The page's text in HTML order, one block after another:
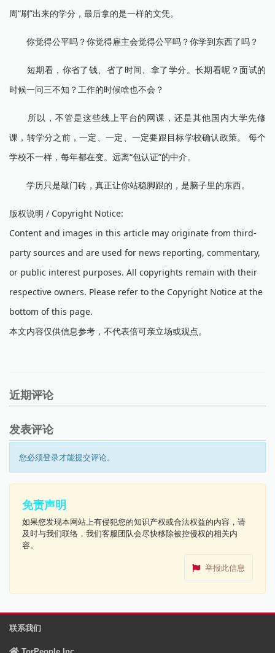
周“刷”出来的学分，最后拿的是一样的文凭。
你觉得公平吗？你觉得雇主会觉得公平吗？你学到东西了吗？
短期看，你省了钱、省了时间、拿了学分。长期看呢？面试的
时候一问三不知？工作的时候啥也不会？
所以，不管是这些线上平台的网课，还是其他国内大学先修
课，转学分之前，一定、一定、一定要跟目标学校确认政策。 每个
学校不一样，每年都在变。远离“包认证”的中介。
学历只是敲门砖，真正让你站稳脚跟的，是脑子里的东西。
版权说明 / Copyright Notice:
Content and images in this article may originate from third-
party sources and are used for news reporting, commentary,
or public interest purposes. All copyrights remain with their
respective owners. Please refer to the Copyright Notice at the
bottom of this page.
本文内容仅供信息参考，不代表倍可亲立场或观点。
近期评论
发表评论
您必须登录才能提交评论。
免责声明
如果您发现本网站上有侵犯您的知识产权或合法权益的内容，请
及时与我们联络，我们客服团队会尽快移除被控侵权的相关内
容。
举报此信息
联系我们